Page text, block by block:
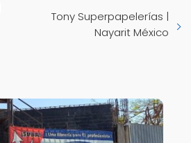
Tony Superpapelerías |
Nayarit México